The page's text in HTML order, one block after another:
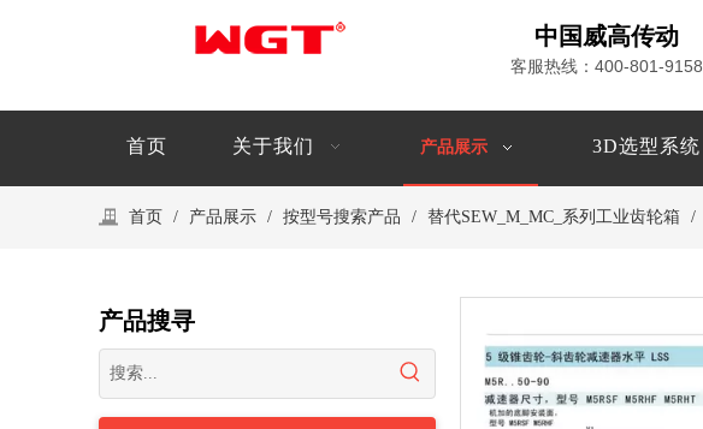
中国威高传动
客服热线： 400-801-9158
首页 关于我们 产品展示 3D选型系统
首页 / 产品展示 / 按型号搜索产品 / 替代SEW_M_MC_系列工业齿轮箱 /
产品搜寻